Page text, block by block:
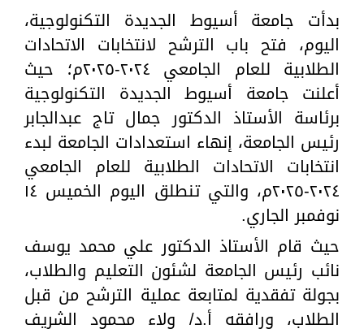
بدأت جامعة أسيوط الجديدة التكنولوجية،
اليوم، فتح باب الترشح لانتخابات الاتحادات
الطلابية للعام الجامعي ٢٠٢٤-٢٠٢٥م؛ حيث
أعلنت جامعة أسيوط الجديدة التكنولوجية
برئاسة الأستاذ الدكتور جمال تاج عبدالجابر
رئيس الجامعة، إنهاء استعدادات الجامعة لبدء
انتخابات الاتحادات الطلابية للعام الجامعي
٢٠٢٤-٢٠٢٥م، والتي تنطلق اليوم الخميس ١٤
نوفمبر الجاري.
حيث قام الأستاذ الدكتور علي محمد يوسف
نائب رئيس الجامعة لشئون التعليم والطلاب،
بجولة تفقدية لمتابعة عملية الترشح من قبل
الطلاب، ورافقه أ.د/ ولاء محمود الشريف